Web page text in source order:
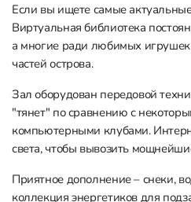
Если вы ищете самые
Виртуальная библиотека
а многие ради любимых
частей острова.
Зал оборудован передовой
"тянет" по сравнению с
компьютерными клубами.
света, чтобы вывозить
Приятное дополнение – снеки,
коллекция энергетиков для